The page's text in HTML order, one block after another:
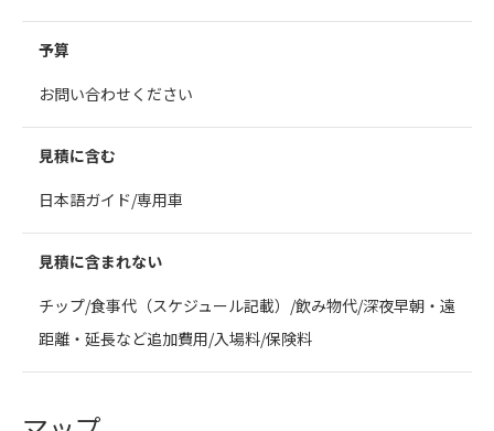
予算
お問い合わせください
見積に含む
日本語ガイド/専用車
見積に含まれない
チップ/食事代（スケジュール記載）/飲み物代/深夜早朝・遠
距離・延長など追加費用/入場料/保険料